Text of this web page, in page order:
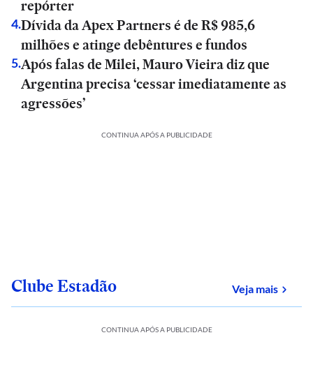
repórter
4.Dívida da Apex Partners é de R$ 985,6
milhões e atinge debêntures e fundos
5.Após falas de Milei, Mauro Vieira diz que
Argentina precisa ‘cessar imediatamente as
agressões’
CONTINUA APÓS A PUBLICIDADE
Clube Estadão Veja maissobre
CONTINUA APÓS A PUBLICIDADE